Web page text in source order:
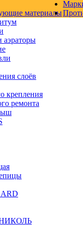
материалы
аэраторы
слоёв
крепления
ремонта